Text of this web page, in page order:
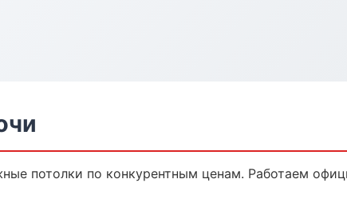
потолки по конкурентным ценам. Работаем